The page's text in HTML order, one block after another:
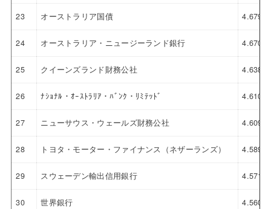
23 オーストラリア国債 4.679
24 オーストラリア・ニュージーランド銀行 4.670
25 クイーンズランド財務公社 4.638
26 ﾅｼｮﾅﾙ・ｵｰｽﾄﾗﾘｱ・ﾊﾞﾝｸ・ﾘﾐﾃｯﾄﾞ 4.610
27 ニューサウス・ウェールズ財務公社 4.609
28 トヨタ・モーター・ファイナンス（ネザーランズ） 4.589
29 スウェーデン輸出信用銀行 4.571
30 世界銀行 4.560